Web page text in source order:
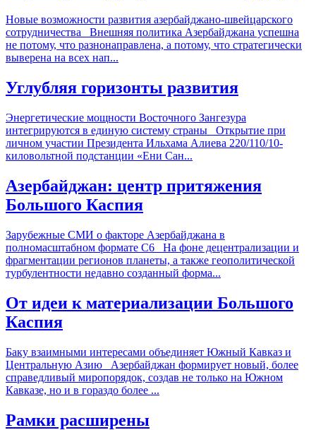
Новые возможности развития азербайджано-швейцарского
сотрудничества Внешняя политика Азербайджана успешна
не потому, что разнонаправлена, а потому, что стратегически
выверена на всех нап...
Углубляя горизонты развития
Энергетические мощности Восточного Зангезура
интегрируются в единую систему страны Открытие при
личном участии Президента Ильхама Алиева 220/110/10-
киловольтной подстанции «Ени Сан...
Азербайджан: центр притяжения
Большого Каспия
Зарубежные СМИ о факторе Азербайджана в
полномасштабном формате С6 На фоне децентрализации и
фрагментации регионов планеты, а также геополитической
турбулентности недавно созданный форма...
От идеи к материализации Большого
Каспия
Баку взаимными интересами объединяет Южный Кавказ и
Центральную Азию Азербайджан формирует новый, более
справедливый миропорядок, создав не только на Южном
Кавказе, но и в гораздо более ...
Рамки расширены